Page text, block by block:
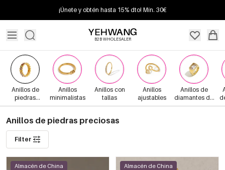
¡Únete y obtén hasta 15% dto! Mín. 30€
B2B WHOLESALER
Anillos de
piedras
preciosas
Anillos
minimalistas
Anillos con
tallas
Anillos
ajustables
Anillos de
diamantes de
imitación
Anillos de piedras preciosas
Filter
Almacén de China Almacén de China